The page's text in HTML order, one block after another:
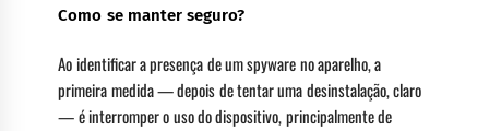
Como se manter seguro?
Ao identificar a presença de um spyware no aparelho, a
primeira medida — depois de tentar uma desinstalação, claro
— é interromper o uso do dispositivo, principalmente de